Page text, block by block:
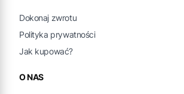
Dokonaj zwrotu
Polityka prywatności
Jak kupować?
O NAS